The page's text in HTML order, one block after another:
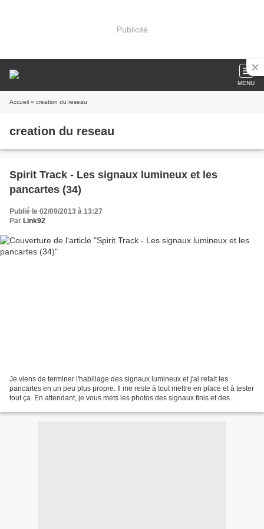
Publicité
MENU
Accueil » creation du reseau
creation du reseau
Spirit Track - Les signaux lumineux et les
pancartes (34)
Publié le 02/09/2013 à 13:27
Par Link92
Je viens de terminer l'habillage des signaux lumineux et j'ai refait les
pancartes en un peu plus propre. Il me reste à tout mettre en place et à tester
tout ça. En attendant, je vous mets les photos des signaux finis et des